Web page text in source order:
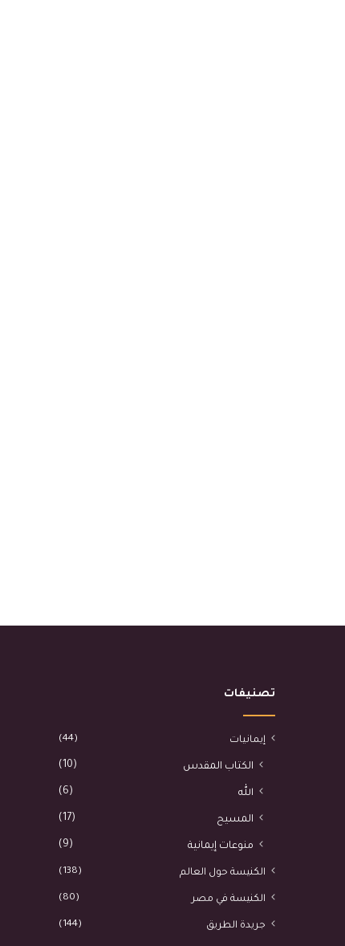
تصنيفات
إيمانيات (44)
الكتاب المقدس (10)
الله (6)
المسيح (17)
منوعات إيمانية (9)
الكنيسة حول العالم (138)
الكنيسة في مصر (80)
جريدة الطريق (144)